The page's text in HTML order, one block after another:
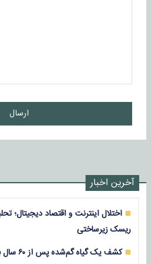
ارسال
آخرین اخبار
اختلال اینترنت و اقتصاد دیجیتال؛
ریسک زیرساختی
کشف یک گیاه گم‌شده پس از ۶۰ سال با یک گوشی همراه